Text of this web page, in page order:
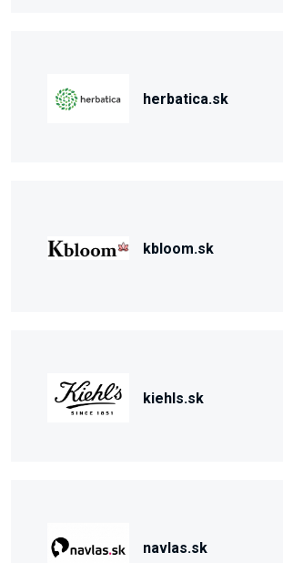
herbatica.sk
kbloom.sk
kiehls.sk
navlas.sk